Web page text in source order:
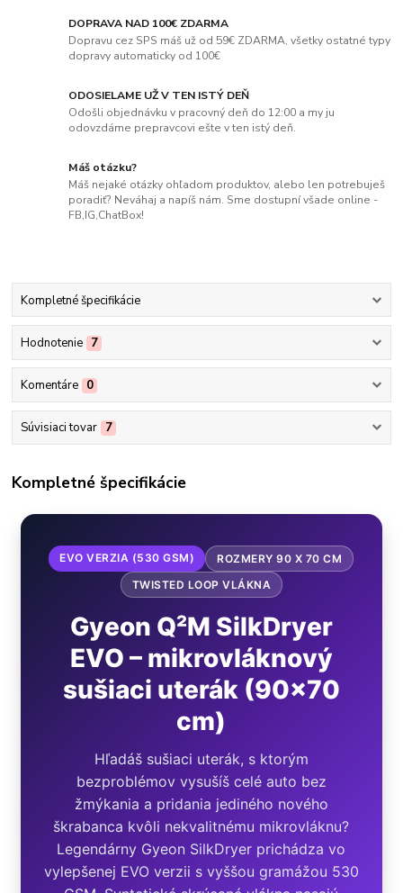
DOPRAVA NAD 100€ ZDARMA
Dopravu cez SPS máš už od 59€ ZDARMA, všetky ostatné typy
dopravy automaticky od 100€
ODOSIELAME UŽ V TEN ISTÝ DEŇ
Odošli objednávku v pracovný deň do 12:00 a my ju
odovzdáme prepravcovi ešte v ten istý deň.
Máš otázku?
Máš nejaké otázky ohľadom produktov, alebo len potrebuješ
poradiť? Neváhaj a napíš nám. Sme dostupní všade online -
FB,IG,ChatBox!
Kompletné špecifikácie
Hodnotenie 7
Komentáre 0
Súvisiaci tovar 7
Kompletné špecifikácie
EVO VERZIA (530 GSM)
ROZMERY 90 X 70 CM
TWISTED LOOP VLÁKNA
Gyeon Q²M SilkDryer
EVO – mikrovláknový
sušiaci uterák (90x70
cm)
Hľadáš sušiaci uterák, s ktorým
bezproblémov vysušíš celé auto bez
žmýkania a pridania jediného nového
škrabanca kvôli nekvalitnému mikrovláknu?
Legendárny Gyeon SilkDryer prichádza vo
vylepšenej EVO verzii s vyššou gramážou 530